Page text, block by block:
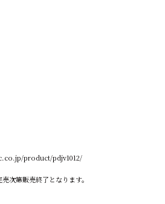
product/pdjv1012/
次第販売終了となります。